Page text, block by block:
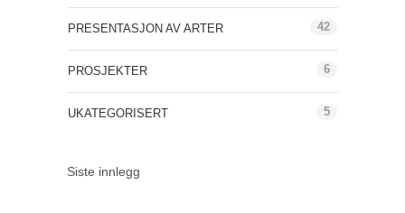
PRESENTASJON AV ARTER 42
PROSJEKTER 6
UKATEGORISERT 5
Siste innlegg